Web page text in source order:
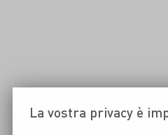
La vostra privacy è